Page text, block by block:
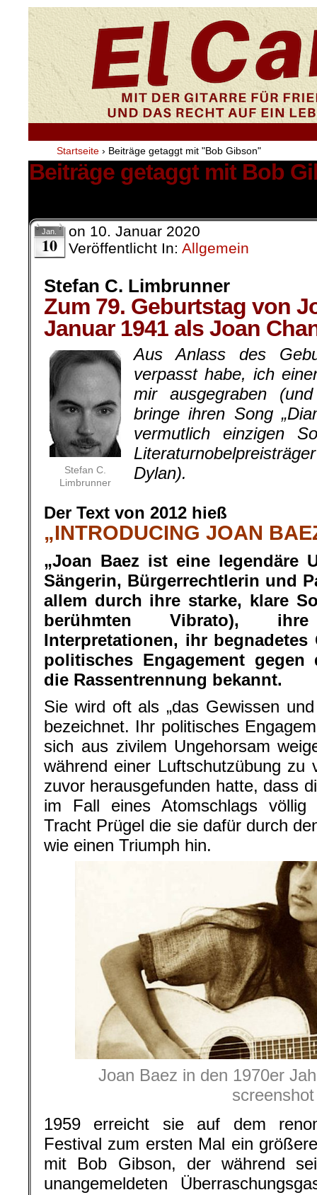
Startseite › Beiträge getaggt mit "Bob Gibson"
Beiträge getaggt mit Bob
Jan.
10
on 10. Januar 2020
Veröffentlicht In: Allgemein
Stefan C. Limbrunner
Zum 79. Geburtstag von
Januar 1941 als Joan
Stefan C.
Limbrunner
Aus Anlass des
verpasst habe, ich
mir ausgegraben
bringe ihren Song
vermutlich einzigen
Dylan).
Der Text von 2012 hieß
„INTRODUCING JOAN
„Joan Baez ist eine legendäre
Sängerin, Bürgerrechtlerin und
allem durch ihre starke, klare
berühmten Vibrato),
Interpretationen, ihr
politisches Engagement gegen
die Rassentrennung bekannt.
Sie wird oft als „das Gewissen
bezeichnet. Ihr politisches
sich aus zivilem Ungehorsam
während einer Luftschutzübung zu
zuvor herausgefunden hatte, dass
im Fall eines Atomschlags völlig
Tracht Prügel die sie dafür durch
wie einen Triumph hin.
Joan Baez in den 1970er
screenshot
1959 erreicht sie auf dem
Festival zum ersten Mal ein
mit Bob Gibson, der während
unangemeldeten